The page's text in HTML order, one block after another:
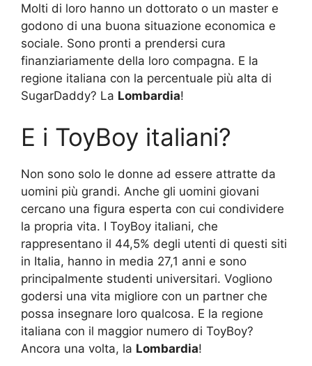
Molti di loro hanno un dottorato o un master e
godono di una buona situazione economica e
sociale. Sono pronti a prendersi cura
finanziariamente della loro compagna. E la
regione italiana con la percentuale più alta di
SugarDaddy? La Lombardia!
E i ToyBoy italiani?
Non sono solo le donne ad essere attratte da
uomini più grandi. Anche gli uomini giovani
cercano una figura esperta con cui condividere
la propria vita. I ToyBoy italiani, che
rappresentano il 44,5% degli utenti di questi siti
in Italia, hanno in media 27,1 anni e sono
principalmente studenti universitari. Vogliono
godersi una vita migliore con un partner che
possa insegnare loro qualcosa. E la regione
italiana con il maggior numero di ToyBoy?
Ancora una volta, la Lombardia!